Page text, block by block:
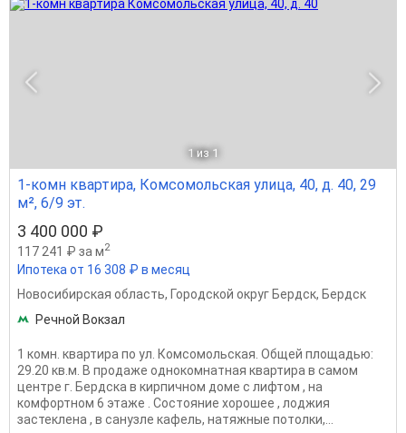
1 из 1
1-комн квартира, Комсомольская улица, 40, д. 40, 29
м², 6/9 эт.
3 400 000 ₽
117 241 ₽ за м2
Ипотека от 16 308 ₽ в месяц
Новосибирская область, Городской округ Бердск, Бердск
Речной Вокзал
1 комн. квартира по ул. Комсомольская. Общей площадью:
29.20 кв.м. В продаже однокомнатная квартира в самом
центре г. Бердска в кирпичном доме с лифтом , на
комфортном 6 этаже . Состояние хорошее , лоджия
застеклена , в санузле кафель, натяжные потолки,...